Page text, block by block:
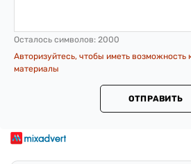
Осталось символов: 2000
Авторизуйтесь, чтобы иметь возможность
материалы
ОТПРАВИТЬ